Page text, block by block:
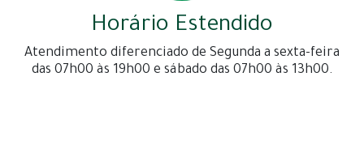
Horário Estendido
Atendimento diferenciado de Segunda a sexta-feira
das 07h00 às 19h00 e sábado das 07h00 às 13h00.